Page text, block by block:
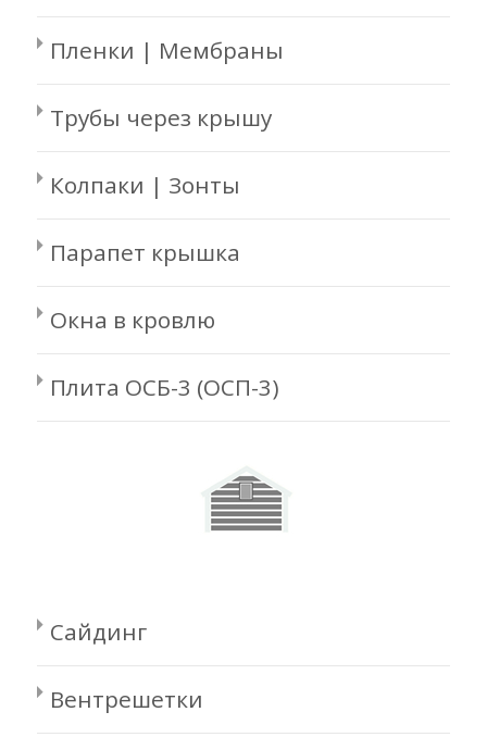
Пленки | Мембраны
Трубы через крышу
Колпаки | Зонты
Парапет крышка
Окна в кровлю
Плита ОСБ-3 (ОСП-3)
Сайдинг
Вентрешетки